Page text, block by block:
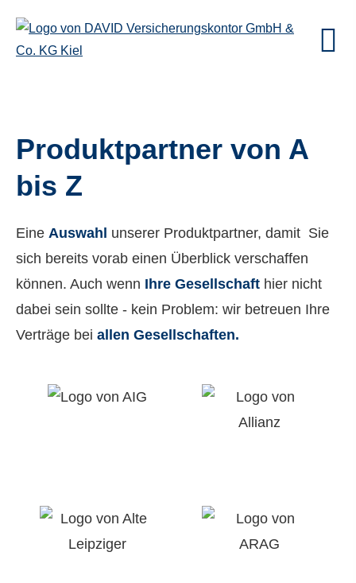
Produktpartner von A
bis Z
Eine Auswahl unserer Produktpartner, damit Sie
sich bereits vorab einen Überblick verschaffen
können. Auch wenn Ihre Gesellschaft hier nicht
dabei sein sollte - kein Problem: wir betreuen Ihre
Verträge bei allen Gesellschaften.